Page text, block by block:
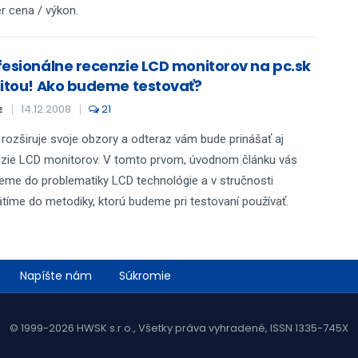
cena / výkon.
recenzie LCD monitorov na pc.sk
Ako budeme testovať?
14.12.2008 21
svoje obzory a odteraz vám bude prinášať aj
LCD monitorov. V tomto prvom, úvodnom článku vás
do problematiky LCD technológie a v stručnosti
do metodiky, ktorú budeme pri testovaní používať.
Napíšte nám Súkromie
© 1999-2026 HWSK s.r.o., Všetky práva vyhradené, ISSN 1335-745X